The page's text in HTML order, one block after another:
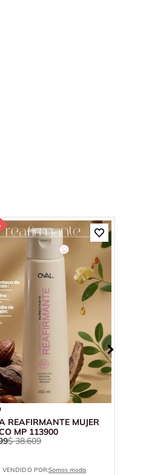
REAFIRMANTE MUJER
MP 113900
$ 38.609
VENDIDO POR:Somos moda